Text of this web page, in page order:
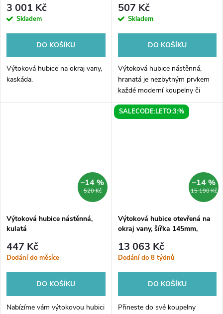
3 001 Kč
Skladem
DO KOŠÍKU
Výtoková hubice na okraj vany,
kaskáda.
507 Kč
Skladem
DO KOŠÍKU
Výtoková hubice nástěnná,
hranatá je nezbytným prvkem
každé moderní koupelny či
kuchyně. Tato elegantní a
praktická hubice umožňuje
520 Kč
–14 %
Výtoková hubice nástěnná,
kulatá
447 Kč
Dodání do měsíce
DO KOŠÍKU
Nabízíme vám výtokovou hubici
SALECODE:LETO:3:%
15 190 Kč
–14 %
Výtoková hubice otevřená na
okraj vany, šířka 145mm,
13 063 Kč
Dodání do 8 týdnů
DO KOŠÍKU
Přineste do své koupelny